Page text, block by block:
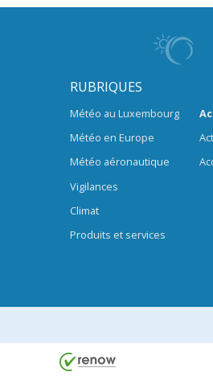
RUBRIQUES
Météo au Luxembourg
Météo en Europe
Météo aéronautique
Vigilances
Climat
Produits et services